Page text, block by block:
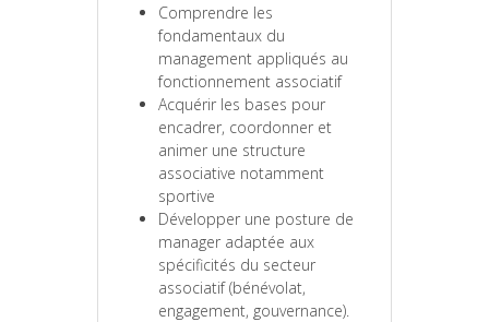
Comprendre les
fondamentaux du
management appliqués au
fonctionnement associatif
Acquérir les bases pour
encadrer, coordonner et
animer une structure
associative notamment
sportive
Développer une posture de
manager adaptée aux
spécificités du secteur
associatif (bénévolat,
engagement, gouvernance).